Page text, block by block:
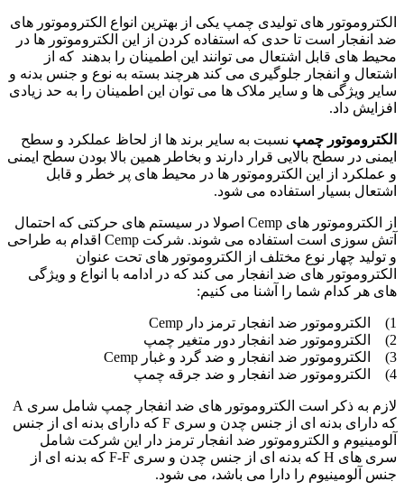
الکتروموتور های تولیدی چمپ یکی از بهترین انواع الکتروموتور های
ضد انفجار است تا حدی که استفاده کردن از این الکتروموتور ها در
محیط های قابل اشتعال می توانند این اطمینان را بدهند که از
اشتعال و انفجار جلوگیری می کند هرچند بسته به نوع و جنس بدنه و
سایر ویژگی ها و سایر ملاک ها می توان این اطمینان را به حد زیادی
افزایش داد.
الکتروموتور چمپ نسبت به سایر برند ها از لحاظ عملکرد و سطح
ایمنی در سطح بالایی قرار دارند و بخاطر همین بالا بودن سطح ایمنی
و عملکرد از این الکتروموتور ها در محیط های پر خطر و قابل
اشتعال بسیار استفاده می شود.
از الکتروموتور های Cemp اصولا در سیستم های حرکتی که احتمال
آتش سوزی است استفاده می شوند. شرکت Cemp اقدام به طراحی
و تولید چهار نوع مختلف از الکتروموتور های تحت عنوان
الکتروموتور های ضد انفجار می کند که در ادامه با انواع و ویژگی
های هر کدام شما را آشنا می کنیم:
1) الکتروموتور ضد انفجار ترمز دار Cemp
2) الکتروموتور ضد انفجار دور متغیر چمپ
3) الکتروموتور ضد انفجار و ضد گرد و غبار Cemp
4) الکتروموتور ضد انفجار و ضد جرقه چمپ
لازم به ذکر است الکتروموتور های ضد انفجار چمپ شامل سری A
که دارای بدنه ای از جنس چدن و سری F که دارای بدنه ای از جنس
آلومینیوم و الکتروموتور ضد انفجار ترمز دار این شرکت شامل
سری های H که بدنه ای از جنس چدن و سری F-F که بدنه ای از
جنس آلومینیوم را دارا می باشد، می شود.